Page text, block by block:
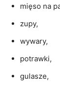
mięso na
zupy,
wywary,
potrawki,
gulasze,